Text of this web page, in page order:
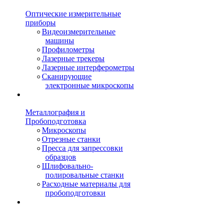
Оптические измерительные
приборы
Видеоизмерительные
машины
Профилометры
Лазерные трекеры
Лазерные интерферометры
Сканирующие
электронные микроскопы
Металлография и
Пробоподготовка
Микроскопы
Отрезные станки
Пресса для запрессовки
образцов
Шлифовально-
полировальные станки
Расходные материалы для
пробоподготовки